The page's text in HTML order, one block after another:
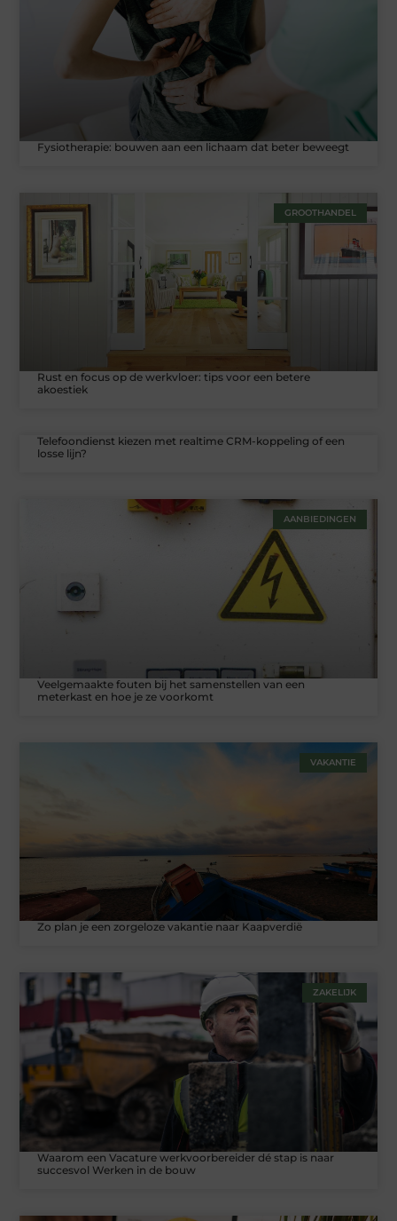
Fysiotherapie: bouwen aan een lichaam dat beter beweegt
GROOTHANDEL
Rust en focus op de werkvloer: tips voor een betere
akoestiek
Telefoondienst kiezen met realtime CRM-koppeling of een
losse lijn?
AANBIEDINGEN
Veelgemaakte fouten bij het samenstellen van een
meterkast en hoe je ze voorkomt
VAKANTIE
Zo plan je een zorgeloze vakantie naar Kaapverdië
ZAKELIJK
Waarom een Vacature werkvoorbereider dé stap is naar
succesvol Werken in de bouw